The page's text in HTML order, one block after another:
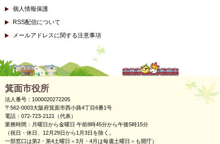
個人情報保護
RSS配信について
メールアドレスに関する注意事項
箕面市役所
法人番号：1000020272205
〒562-0003大阪府箕面市西小路4丁目6番1号
電話：072-723-2121（代表）
業務時間：月曜日から金曜日 午前8時45分から午後5時15分
（祝日・休日、12月29日から1月3日を除く。
一部窓口は第2・第4土曜日＜3月・4月は毎週土曜日＞も開庁）